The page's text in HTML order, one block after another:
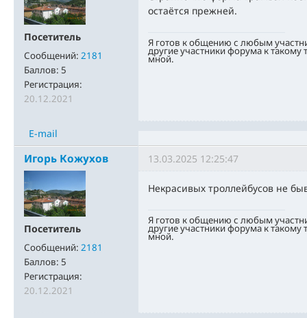
Посетитель
Сообщений: 2181
Баллов: 5
Регистрация:
20.12.2021
остаётся прежней.
Я готов к общению с любым
другие участники форума к
мной.
E-mail
Игорь Кожухов
Посетитель
Сообщений: 2181
Баллов: 5
Регистрация:
20.12.2021
13.03.2025 12:25:47
Некрасивых троллейбусов не
Я готов к общению с любым
другие участники форума к
мной.